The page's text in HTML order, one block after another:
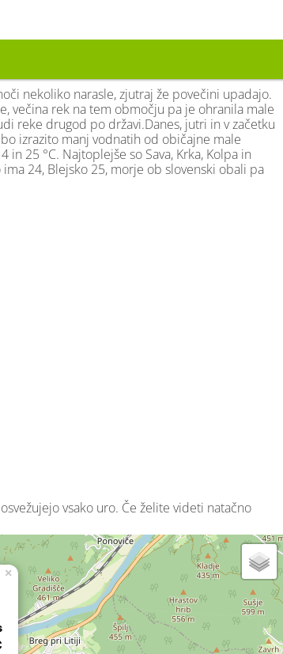
nekoliko narasle, zjutraj že povečini upadajo.
večina rek na tem območju pa je ohranila male
reke drugod po državi.Danes, jutri in v začetku
izrazito manj vodnatih od običajne male
25 °C. Najtoplejše so Sava, Krka, Kolpa in
24, Blejsko 25, morje ob slovenski obali pa
vsako uro. Če želite videti natačno
×